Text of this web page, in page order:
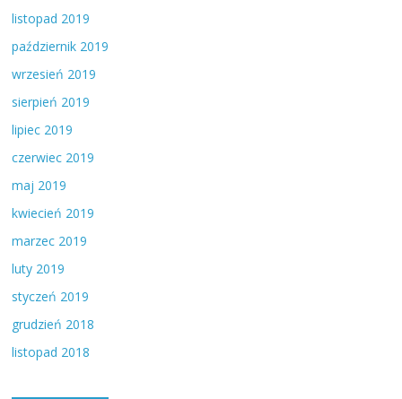
listopad 2019
październik 2019
wrzesień 2019
sierpień 2019
lipiec 2019
czerwiec 2019
maj 2019
kwiecień 2019
marzec 2019
luty 2019
styczeń 2019
grudzień 2018
listopad 2018